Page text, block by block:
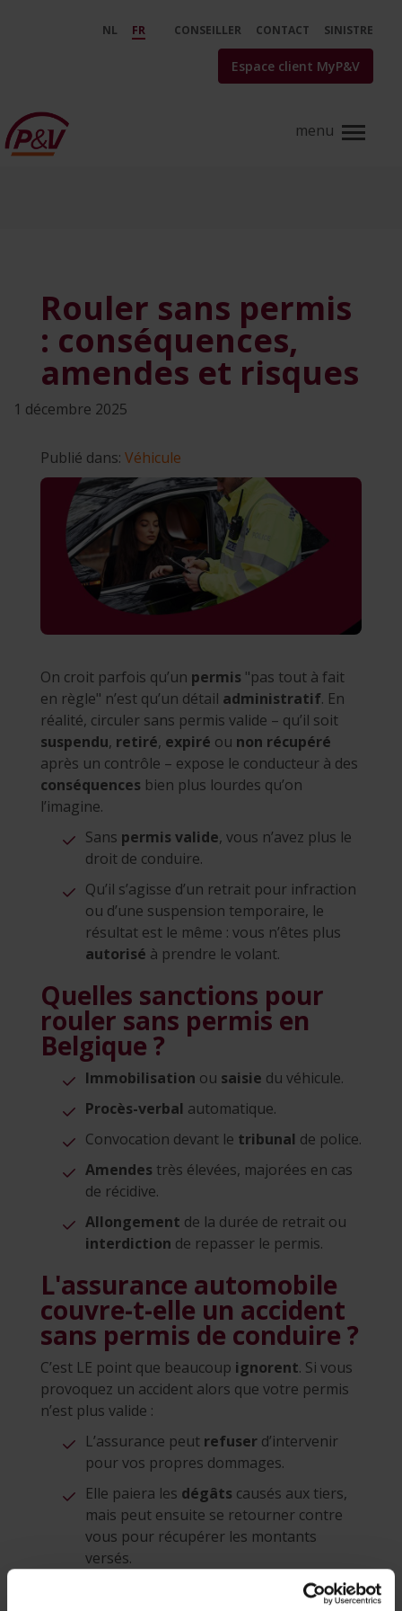
Rouler sans permis :
NL FR CONSEILLER CONTACT SINISTRE
Espace client MyP&V
Rouler sans permis
: conséquences,
amendes et risques
1 décembre 2025
Publié dans: Véhicule
On croit parfois qu’un permis "pas tout à fait
en règle" n’est qu’un détail administratif. En
réalité, circuler sans permis valide – qu’il soit
suspendu, retiré, expiré ou non récupéré
après un contrôle – expose le conducteur à des
conséquences bien plus lourdes qu’on
l’imagine.
Sans permis valide, vous n’avez plus le
droit de conduire.
Qu’il s’agisse d’un retrait pour infraction
ou d’une suspension temporaire, le
résultat est le même : vous n’êtes plus
autorisé à prendre le volant.
Quelles sanctions pour
rouler sans permis en
Belgique ?
Immobilisation ou saisie du véhicule.
Procès-verbal automatique.
Convocation devant le tribunal de police.
Amendes très élevées, majorées en cas
de récidive.
Allongement de la durée de retrait ou
interdiction de repasser le permis.
L'assurance automobile
couvre-t-elle un accident
sans permis de conduire ?
C’est LE point que beaucoup ignorent. Si vous
provoquez un accident alors que votre permis
n’est plus valide :
L’assurance peut refuser d’intervenir
pour vos propres dommages.
Elle paiera les dégâts causés aux tiers,
mais peut ensuite se retourner contre
vous pour récupérer les montants
versés.
endetté